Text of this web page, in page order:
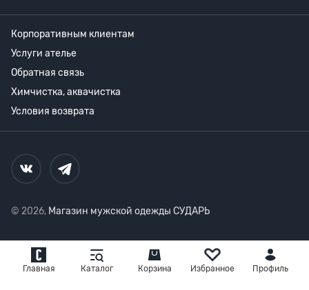
Главная Каталог Корзина Избранное Профиль
Корпоративным клиентам
Услуги ателье
Обратная связь
Химчистка, аквачистка
Условия возврата
© 2026, Магазин мужской одежды СУДАРЬ